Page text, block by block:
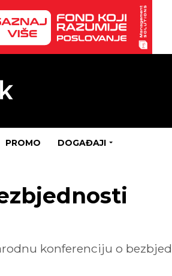
PROMO DOGAĐAJI
konferenciju o